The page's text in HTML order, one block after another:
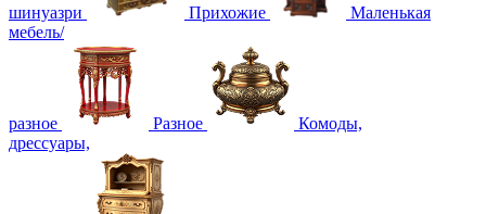
шинуазри Прихожие
Маленькая
мебель/
разное Разное
Комоды,
дрессуары,